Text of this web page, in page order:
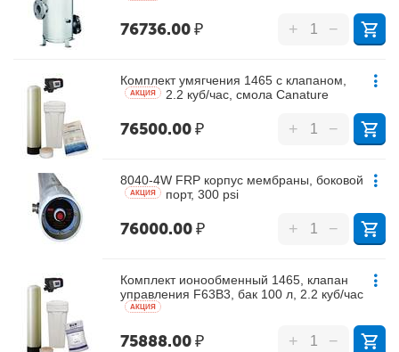
76736.00₽ + −
Комплект умягчения 1465 с клапаном,
2.2 куб/час, смола Canature
AКЦИЯ
76500.00₽ + −
8040-4W FRP корпус мембраны, боковой
порт, 300 psi
AКЦИЯ
76000.00₽ + −
Комплект ионообменный 1465, клапан
управления F63B3, бак 100 л, 2.2 куб/час
AКЦИЯ
75888.00₽ + −